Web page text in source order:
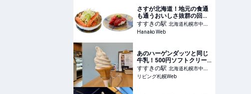
窓口
さすが北海道！地元の食通
も通うおいしさ抜群の回転
寿司2選
すすきの駅 北海道札幌市中央
区
Hanako Web
あのハーゲンダッツと同じ
牛乳！500円ソフトクリー
ム「チーズ＆カフェ カプリ
ーノ」【すすきの】
すすきの駅 北海道札幌市中央
区
リビング札幌Web